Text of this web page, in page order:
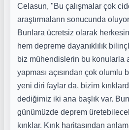
Celasun, "Bu çalışmalar çok
araştırmaların sonucunda
Bunlara ücretsiz olarak
hem depreme dayanıklılık
biz mühendislerin bu konularla
yapması açısından çok olumlu
yeni diri faylar da, bizim
dediğimiz iki ana başlık var.
günümüzde deprem
kırıklar. Kırık haritasından